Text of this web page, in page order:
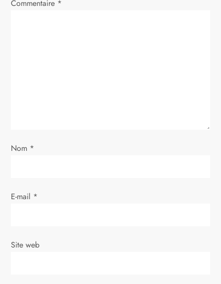
’
r
i
Commentaire *
Nom *
E-mail *
Site web